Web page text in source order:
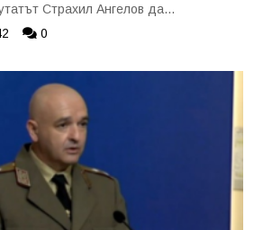
Страхил Ангелов да...
0